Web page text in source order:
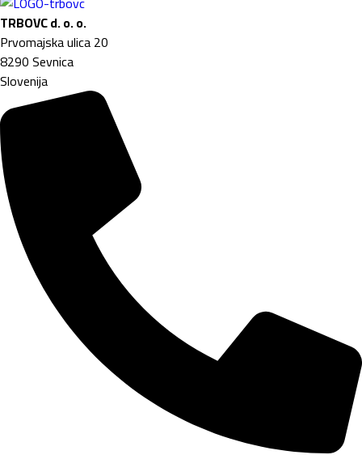
TRBOVC d. o. o.
Prvomajska ulica 20
8290 Sevnica
Slovenija